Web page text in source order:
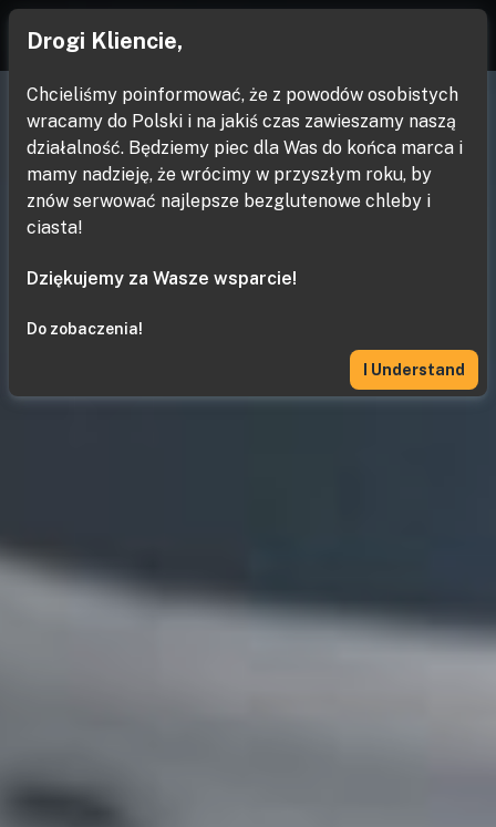
Drogi Kliencie,
Chcieliśmy poinformować, że z powodów osobistych
wracamy do Polski i na jakiś czas zawieszamy naszą
działalność. Będziemy piec dla Was do końca marca i
mamy nadzieję, że wrócimy w przyszłym roku, by
znów serwować najlepsze bezglutenowe chleby i
ciasta!
Dziękujemy za Wasze wsparcie!
Do zobaczenia!
I Understand